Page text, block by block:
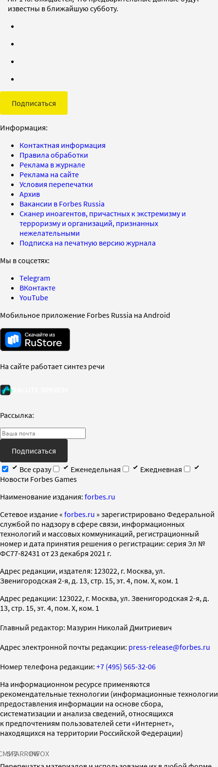
известны в ближайшую субботу.
Подписаться
Информация:
Контактная информация
Правила обработки
Реклама в журнале
Реклама на сайте
Условия перепечатки
Архив
Вакансии в Forbes Russia
Сканер иноагентов, причастных к экстремизму и
терроризму и организаций, признанных
нежелательными
Подписка на печатную версию журнала
Мы в соцсетях:
Telegram
ВКонтакте
YouTube
Мобильное приложение Forbes Russia на Android
На сайте работает синтез речи
Рассылка:
Подписаться
Все сразу
Еженедельная
Ежедневная
Новости Forbes Games
Наименование издания: forbes.ru
Cетевое издание « forbes.ru » зарегистрировано Федеральной
службой по надзору в сфере связи, информационных
технологий и массовых коммуникаций, регистрационный
номер и дата принятия решения о регистрации: серия Эл №
ФС77-82431 от 23 декабря 2021 г.
Адрес редакции, издателя: 123022, г. Москва, ул.
Звенигородская 2-я, д. 13, стр. 15, эт. 4, пом. X, ком. 1
Адрес редакции: 123022, г. Москва, ул. Звенигородская 2-я, д.
13, стр. 15, эт. 4, пом. X, ком. 1
Главный редактор: Мазурин Николай Дмитриевич
Адрес электронной почты редакции: press-release@forbes.ru
Номер телефона редакции: +7 (495) 565-32-06
На информационном ресурсе применяются
рекомендательные технологии (информационные технологии
предоставления информации на основе сбора,
систематизации и анализа сведений, относящихся
к предпочтениям пользователей сети «Интернет»,
находящихся на территории Российской Федерации)
SPARROWINFOX